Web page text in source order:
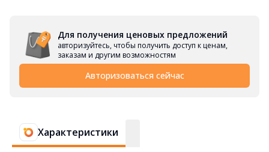
Для получения ценовых предложений
авторизуйтесь, чтобы получить доступ к ценам,
заказам и другим возможностям
Авторизоваться сейчас
Характеристики